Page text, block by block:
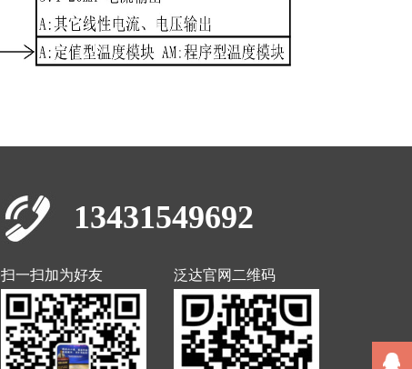
13431549692
扫一扫加为好友 泛达官网二维码